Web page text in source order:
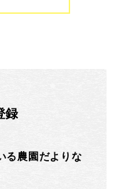
録
る農園だよりな